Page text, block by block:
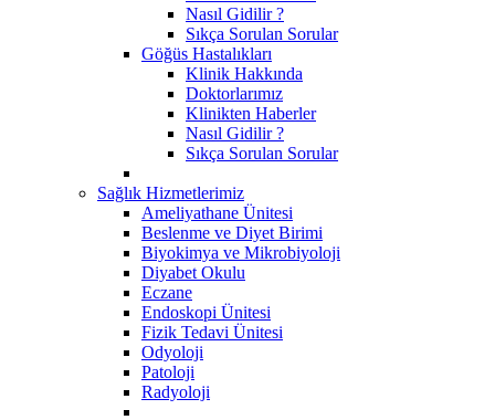
Nasıl Gidilir ?
Sıkça Sorulan Sorular
Göğüs Hastalıkları
Klinik Hakkında
Doktorlarımız
Klinikten Haberler
Nasıl Gidilir ?
Sıkça Sorulan Sorular
Sağlık Hizmetlerimiz
Ameliyathane Ünitesi
Beslenme ve Diyet Birimi
Biyokimya ve Mikrobiyoloji
Diyabet Okulu
Eczane
Endoskopi Ünitesi
​Fizik Tedavi Ünitesi
Odyoloji
Patoloji
Radyoloji